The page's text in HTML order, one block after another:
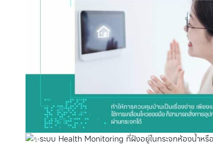
ระบบ Health Monitoring ที่ฝังอยู่ในกระจกห้องน้ำ